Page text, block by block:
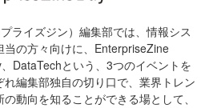
ライズジン）編集部では、情報シス
当の方々向けに、EnterpriseZine
DataTechという、3つのイベントを
編集部独自の切り口で、業界トレン
動向を知ることができる場として、